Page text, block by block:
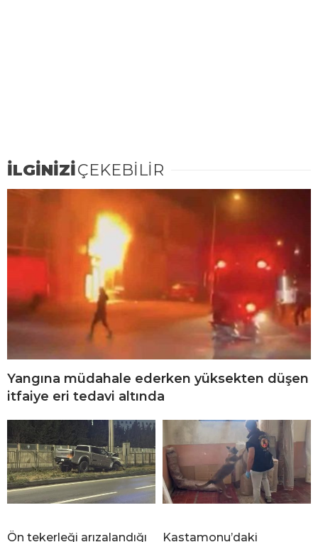
İLGİNİZİÇEKEBİLİR
Yangına müdahale ederken yüksekten düşen
itfaiye eri tedavi altında
Ön tekerleği arızalandığı Kastamonu’daki